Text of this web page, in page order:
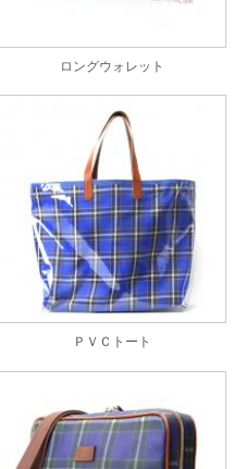
ロングウォレット
ＰＶＣトート